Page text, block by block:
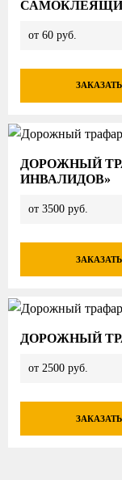
от 60 руб.
ЗАКАЗАТЬ
ДОРОЖНЫЙ
ИНВАЛИДОВ»
от 3500 руб.
ЗАКАЗАТЬ
ДОРОЖНЫЙ
от 2500 руб.
ЗАКАЗАТЬ